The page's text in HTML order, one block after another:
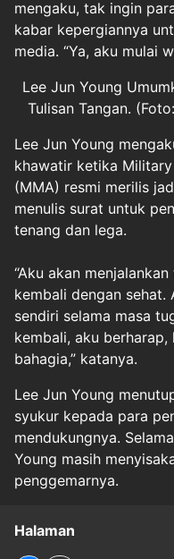
mengaku, tak ingin
kabar kepergiannya
media. “Ya, aku mulai
Lee Jun Young
Tulisan Tangan.
Lee Jun Young
khawatir ketika
(MMA) resmi merilis
menulis surat untuk
tenang dan lega.
“Aku akan
kembali dengan sehat.
sendiri selama masa
kembali, aku
bahagia,” katanya.
Lee Jun Young
syukur kepada para
mendukungnya.
Young masih
penggemarnya.
Halaman